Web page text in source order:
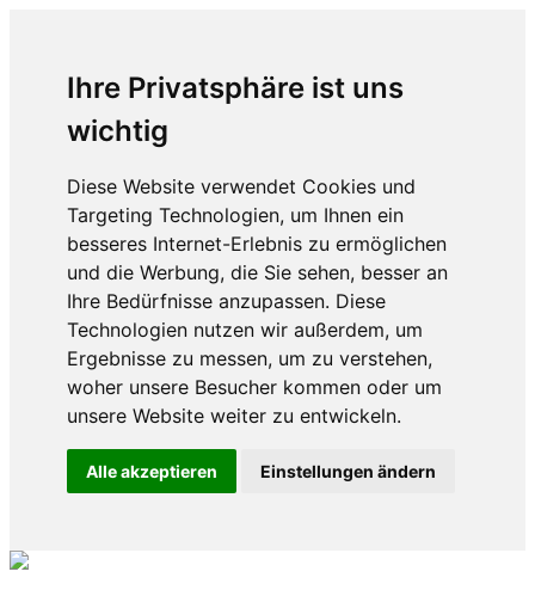
Ihre Privatsphäre ist uns
wichtig
Diese Website verwendet Cookies und
Targeting Technologien, um Ihnen ein
besseres Internet-Erlebnis zu ermöglichen
und die Werbung, die Sie sehen, besser an
Ihre Bedürfnisse anzupassen. Diese
Technologien nutzen wir außerdem, um
Ergebnisse zu messen, um zu verstehen,
woher unsere Besucher kommen oder um
unsere Website weiter zu entwickeln.
Alle akzeptieren Einstellungen ändern